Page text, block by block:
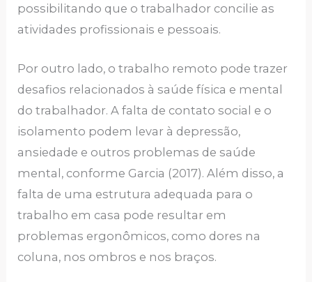
possibilitando que o trabalhador concilie as
atividades profissionais e pessoais.
Por outro lado, o trabalho remoto pode trazer
desafios relacionados à saúde física e mental
do trabalhador. A falta de contato social e o
isolamento podem levar à depressão,
ansiedade e outros problemas de saúde
mental, conforme Garcia (2017). Além disso, a
falta de uma estrutura adequada para o
trabalho em casa pode resultar em
problemas ergonômicos, como dores na
coluna, nos ombros e nos braços.